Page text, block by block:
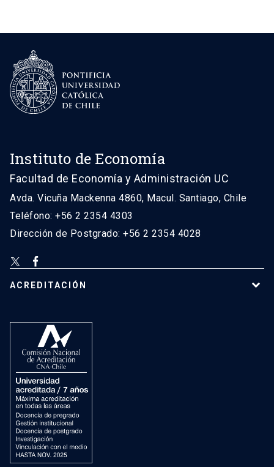
Instituto de Economía
Facultad de Economía y Administración UC
Avda. Vicuña Mackenna 4860, Macul. Santiago, Chile
Teléfono: +56 2 2354 4303
Dirección de Postgrado: +56 2 2354 4028
ACREDITACIÓN